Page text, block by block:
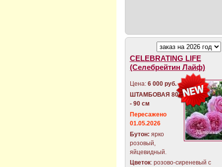
CELEBRATING LIFE
(Селебрейтин Лайф)
Цена: 6 000 руб.
ШТАМБОВАЯ 80
- 90 см
Пересажено
01.05.2026
Бутон: ярко
розовый,
яйцевидный.
Цветок: розово-сиреневый с